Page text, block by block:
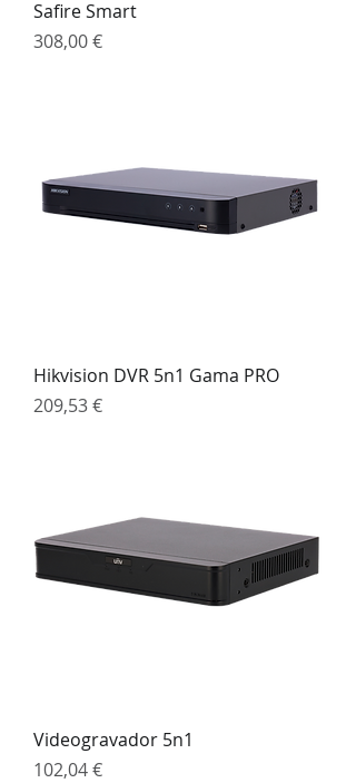
Safire Smart
Preço
308,00 €
Hikvision DVR 5n1 Gama PRO
Preço
209,53 €
Videogravador 5n1
Preço
102,04 €